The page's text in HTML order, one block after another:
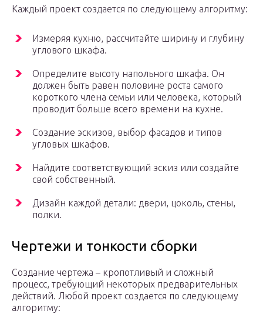
Каждый проект создается по следующему алгоритму:
Измеряя кухню, рассчитайте ширину и глубину
углового шкафа.
Определите высоту напольного шкафа. Он
должен быть равен половине роста самого
короткого члена семьи или человека, который
проводит больше всего времени на кухне.
Создание эскизов, выбор фасадов и типов
угловых шкафов.
Найдите соответствующий эскиз или создайте
свой собственный.
Дизайн каждой детали: двери, цоколь, стены,
полки.
Чертежи и тонкости сборки
Создание чертежа – кропотливый и сложный
процесс, требующий некоторых предварительных
действий. Любой проект создается по следующему
алгоритму: